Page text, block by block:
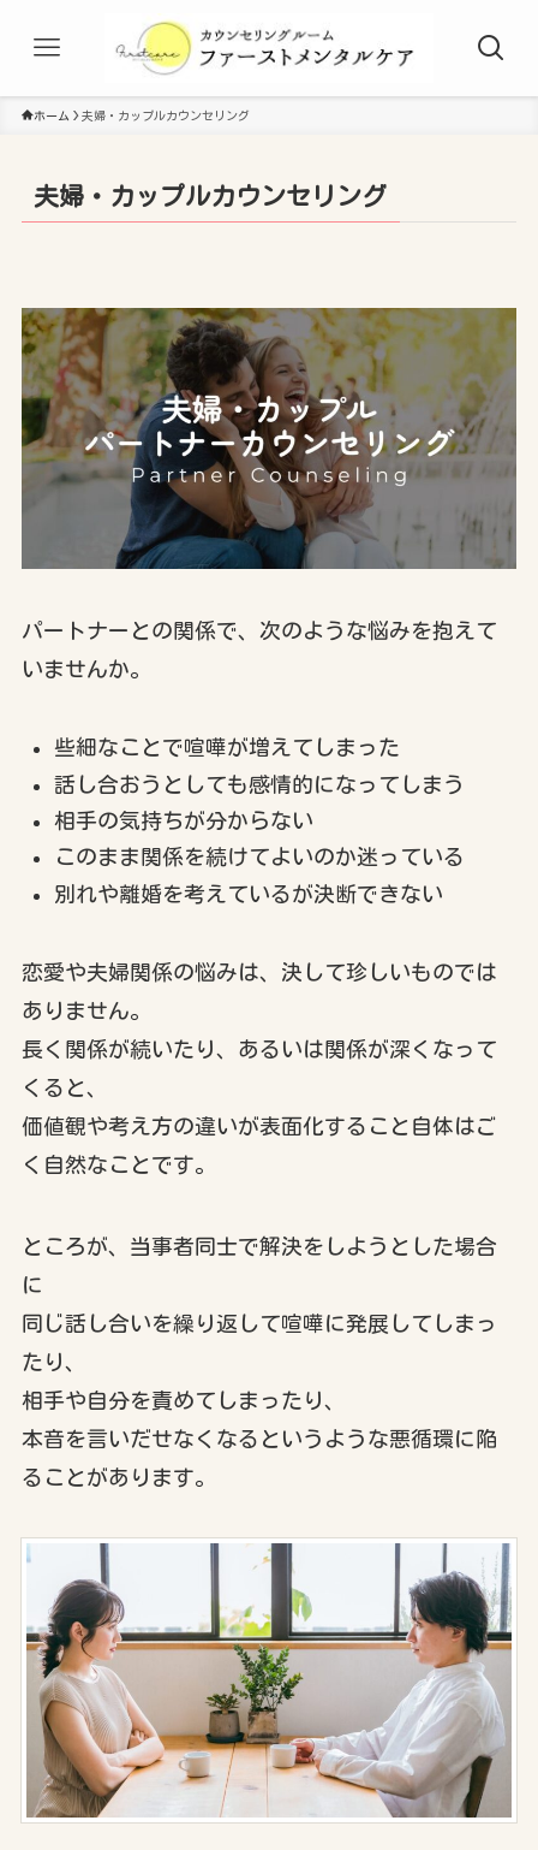
ホーム 夫婦・カップルカウンセリング
夫婦・カップルカウンセリング
パートナーとの関係で、次のような悩みを抱えて
いませんか。
些細なことで喧嘩が増えてしまった
話し合おうとしても感情的になってしまう
相手の気持ちが分からない
このまま関係を続けてよいのか迷っている
別れや離婚を考えているが決断できない
恋愛や夫婦関係の悩みは、決して珍しいものでは
ありません。
長く関係が続いたり、あるいは関係が深くなって
くると、
価値観や考え方の違いが表面化すること自体はご
く自然なことです。
ところが、当事者同士で解決をしようとした場合
に
同じ話し合いを繰り返して喧嘩に発展してしまっ
たり、
相手や自分を責めてしまったり、
本音を言いだせなくなるというような悪循環に陥
ることがあります。